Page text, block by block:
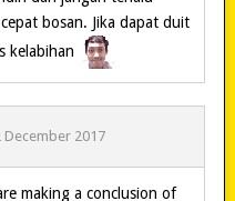
bosan. Jika dapat duit
kelabihan
December 2017
making a conclusion of